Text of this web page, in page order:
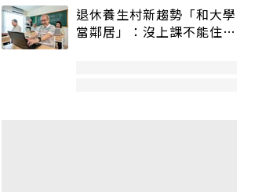
退休養生村新趨勢「和大學
當鄰居」：沒上課不能住、